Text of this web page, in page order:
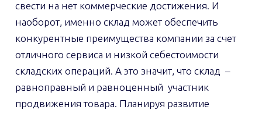
свести на нет коммерческие достижения. И
наоборот, именно склад может обеспечить
конкурентные преимущества компании за счет
отличного сервиса и низкой себестоимости
складских операций. А это значит, что склад –
равноправный и равноценный участник
продвижения товара. Планируя развитие